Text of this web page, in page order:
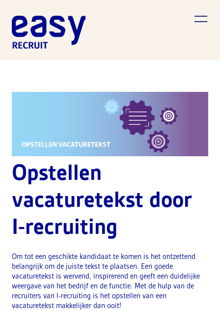
Opstellen
vacaturetekst door
I-recruiting
Om tot een geschikte kandidaat te komen is het ontzettend
belangrijk om de juiste tekst te plaatsen. Een goede
vacaturetekst is wervend, inspirerend en geeft een duidelijke
weergave van het bedrijf en de functie. Met de hulp van de
recruiters van I-recruiting is het opstellen van een
vacaturetekst makkelijker dan ooit!